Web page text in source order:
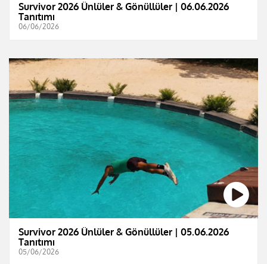
Survivor 2026 Ünlüler & Gönüllüler | 06.06.2026
Tanıtımı
06/06/2026
Survivor 2026 Ünlüler & Gönüllüler | 05.06.2026
Tanıtımı
05/06/2026